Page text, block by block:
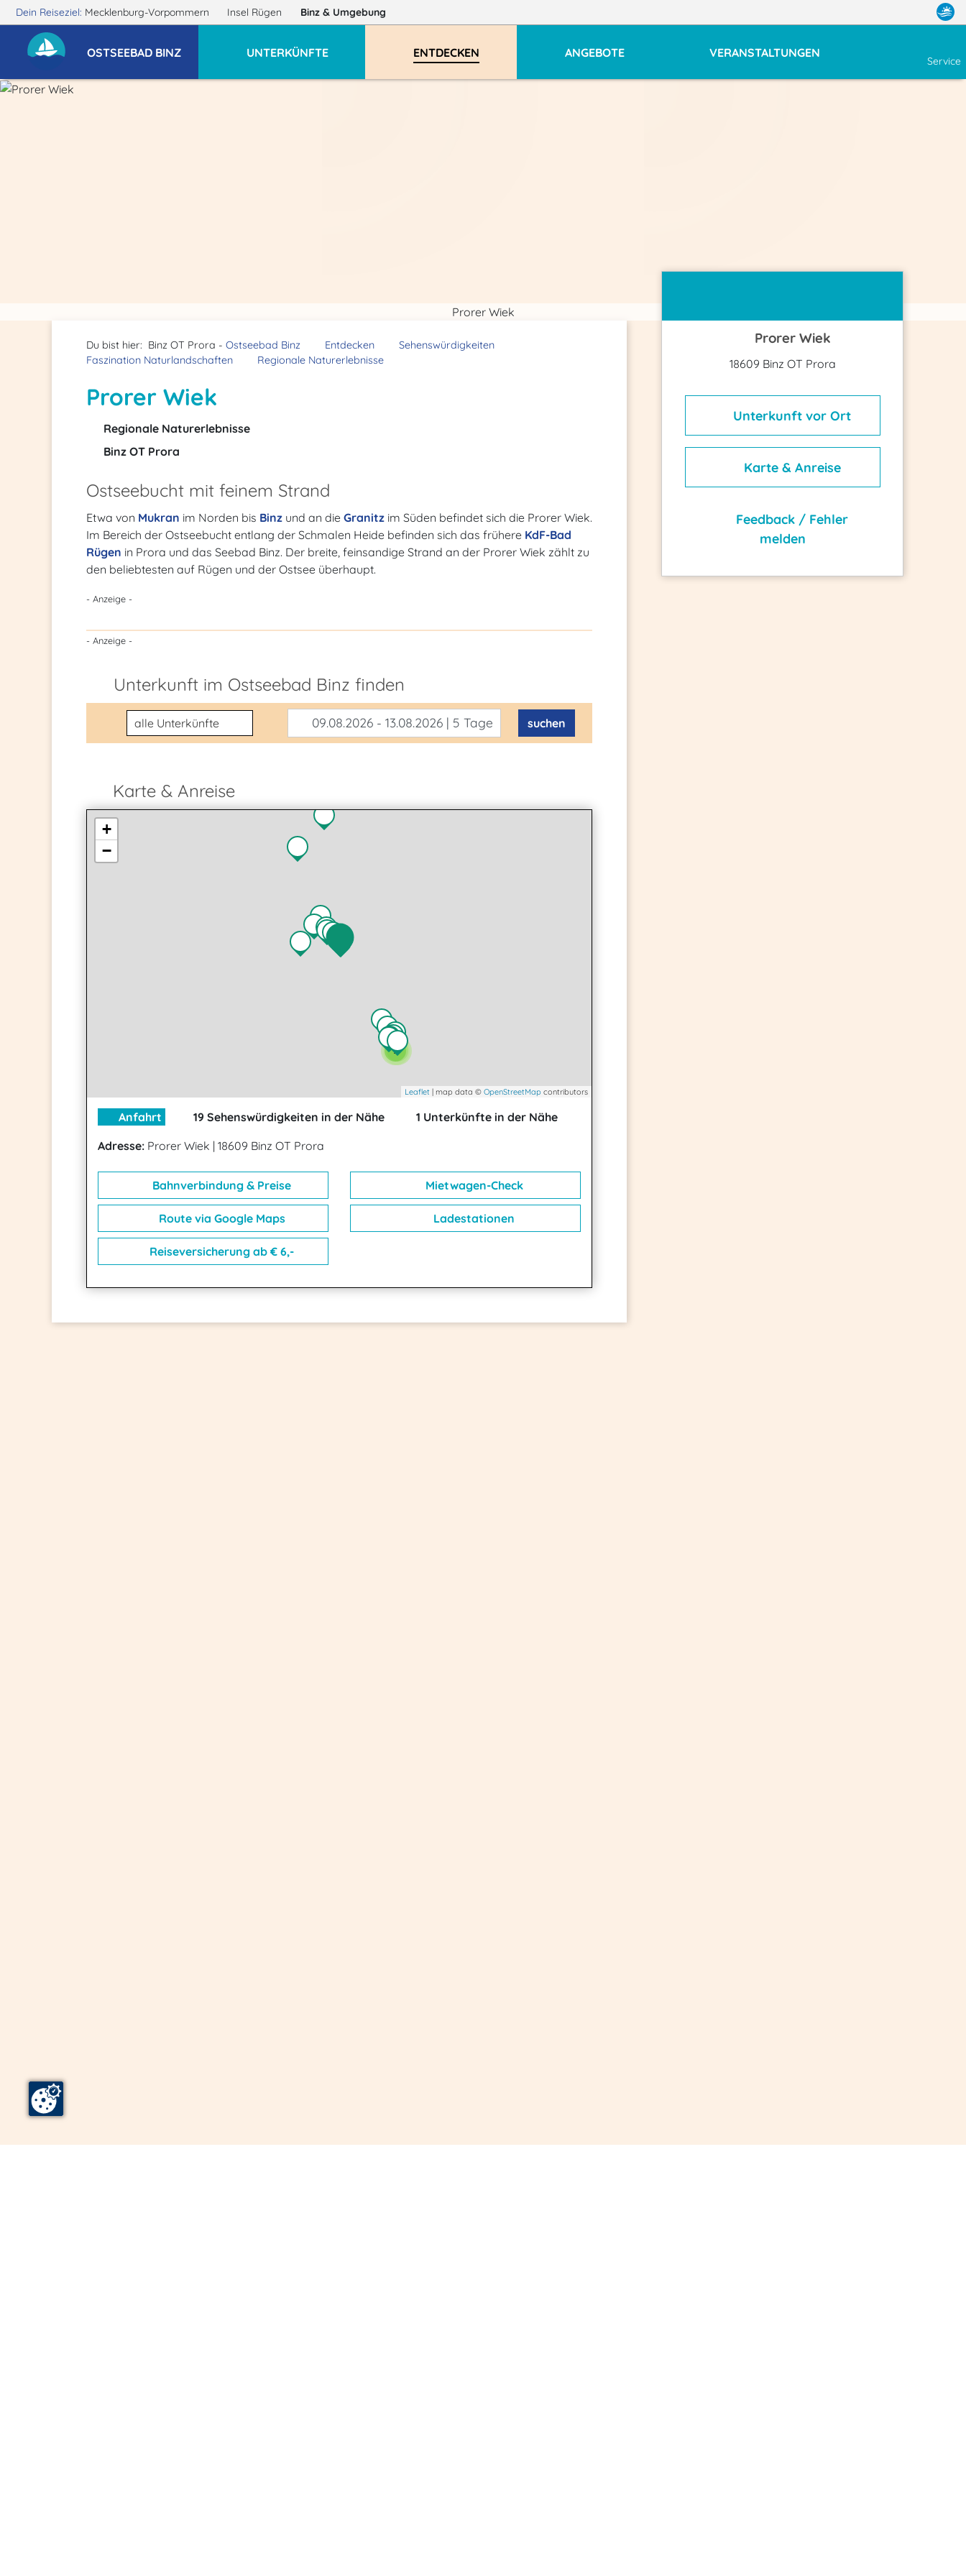
Dein Reiseziel: Mecklenburg-Vorpommern Insel Rügen Binz & Umgebung
OSTSEEBAD BINZ UNTERKÜNFTE ENTDECKEN ANGEBOTE VERANSTALTUNGEN
Service
Prorer Wiek
Du bist hier: Binz OT Prora - Ostseebad Binz Entdecken
Sehenswürdigkeiten
Faszination Naturlandschaften
Regionale Naturerlebnisse
Prorer Wiek
Regionale Naturerlebnisse
Binz OT Prora
Ostseebucht mit feinem Strand
Etwa von Mukran im Norden bis Binz und an die Granitz im Süden befindet sich die Prorer Wiek.
Im Bereich der Ostseebucht entlang der Schmalen Heide befinden sich das frühere KdF-Bad
Rügen in Prora und das Seebad Binz. Der breite, feinsandige Strand an der Prorer Wiek zählt zu
den beliebtesten auf Rügen und der Ostsee überhaupt.
- Anzeige -
- Anzeige -
Unterkunft im Ostseebad Binz finden
Unterkunftsart 09.08.2026 - 13.08.2026 | 5 Tage suchen
Karte & Anreise
2
2
+
−
Leaflet | map data © OpenStreetMap contributors
Anfahrt 19 Sehenswürdigkeiten in der Nähe
1 Unterkünfte in der Nähe
Adresse: Prorer Wiek | 18609 Binz OT Prora
Bahnverbindung & Preise Mietwagen-Check
Route via Google Maps Ladestationen
Reiseversicherung ab € 6,-
Prorer Wiek
18609 Binz OT Prora
Unterkunft vor Ort
Karte & Anreise
Feedback / Fehler
melden